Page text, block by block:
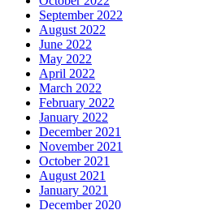
September 2022
August 2022
June 2022
May 2022
April 2022
March 2022
February 2022
January 2022
December 2021
November 2021
October 2021
August 2021
January 2021
December 2020